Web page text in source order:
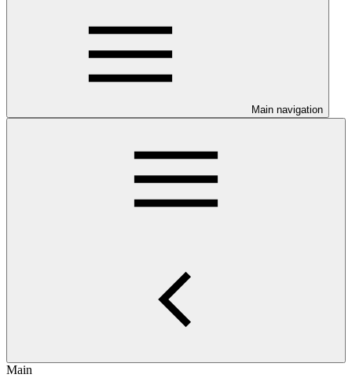
Main navigation
Main